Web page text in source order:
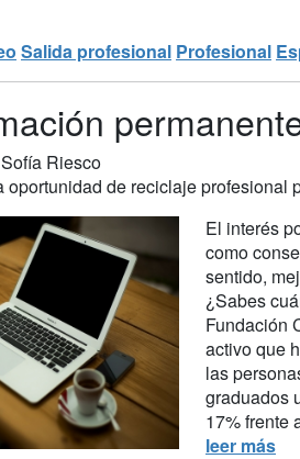
Salida profesional Profesional
Sofía Riesco
oportunidad de reciclaje profesional
El interés
como
sentido,
¿Sabes
Fundación
activo que
las
graduados
17% frente
leer más